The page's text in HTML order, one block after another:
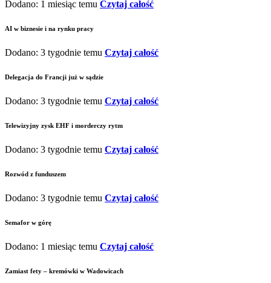
Dodano: 1 miesiąc temu Czytaj całość
AI w biznesie i na rynku pracy
Dodano: 3 tygodnie temu Czytaj całość
Delegacja do Francji już w sądzie
Dodano: 3 tygodnie temu Czytaj całość
Telewizyjny zysk EHF i morderczy rytm
Dodano: 3 tygodnie temu Czytaj całość
Rozwód z funduszem
Dodano: 3 tygodnie temu Czytaj całość
Semafor w górę
Dodano: 1 miesiąc temu Czytaj całość
Zamiast fety – kremówki w Wadowicach